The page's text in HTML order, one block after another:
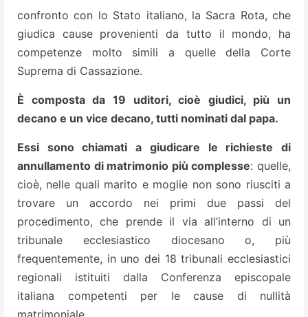
confronto con lo Stato italiano, la Sacra Rota, che
giudica cause provenienti da tutto il mondo, ha
competenze molto simili a quelle della Corte
Suprema di Cassazione.
È composta da 19 uditori, cioè giudici, più un
decano e un vice decano, tutti nominati dal papa.
Essi sono chiamati a giudicare le richieste di
annullamento di matrimonio più complesse: quelle,
cioè, nelle quali marito e moglie non sono riusciti a
trovare un accordo nei primi due passi del
procedimento, che prende il via all’interno di un
tribunale ecclesiastico diocesano o, più
frequentemente, in uno dei 18 tribunali ecclesiastici
regionali istituiti dalla Conferenza episcopale
italiana competenti per le cause di nullità
matrimoniale.